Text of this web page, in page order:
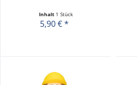
Inhalt 1 Stück
5,90 € *